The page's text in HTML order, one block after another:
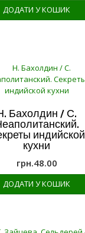
ДОДАТИ У КОШИК
Бахолдин / С.
индийской
кухни
грн.48.00
ДОДАТИ У КОШИК